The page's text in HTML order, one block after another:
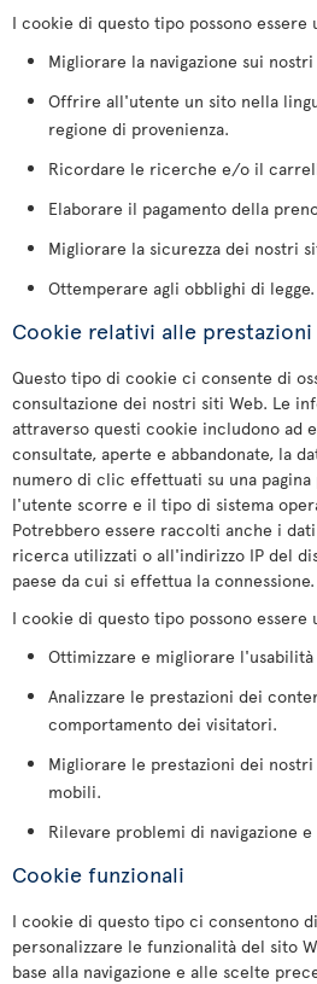
I cookie di questo tipo possono essere
Migliorare la navigazione sui
Offrire all'utente un sito nella
regione di provenienza.
Ricordare le ricerche e/o il
Elaborare il pagamento della
Migliorare la sicurezza dei nostri
Ottemperare agli obblighi di legge.
Cookie relativi alle prestazioni
Questo tipo di cookie ci consente di
consultazione dei nostri siti Web. Le
attraverso questi cookie includono ad
consultate, aperte e abbandonate, la
numero di clic effettuati su una
l'utente scorre e il tipo di sistema
Potrebbero essere raccolti anche i
ricerca utilizzati o all'indirizzo IP del
paese da cui si effettua la connessione.
I cookie di questo tipo possono essere
Ottimizzare e migliorare
Analizzare le prestazioni dei
comportamento dei visitatori.
Migliorare le prestazioni dei
mobili.
Rilevare problemi di navigazione
Cookie funzionali
I cookie di questo tipo ci consentono
personalizzare le funzionalità del sito
base alla navigazione e alle scelte